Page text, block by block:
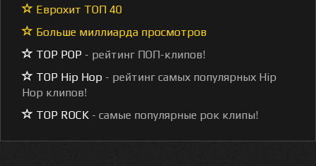
Еврохит ТОП 40
Больше миллиарда просмотров
TOP POP - рейтинг ПОП-клипов!
TOP Hip Hop - рейтинг самых популярных Hip
Hop клипов!
TOP ROCK - самые популярные рок клипы!